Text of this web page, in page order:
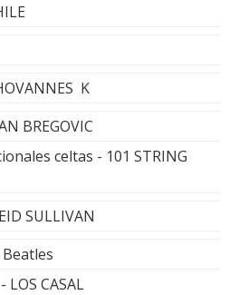
K
BREGOVIC
celtas - 101 STRING
SULLIVAN
CASAL